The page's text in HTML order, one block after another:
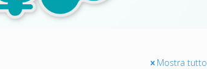
Mostra tutto